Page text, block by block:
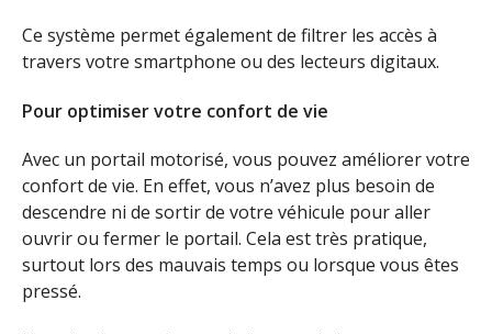
Ce système permet également de filtrer les accès à
travers votre smartphone ou des lecteurs digitaux.
Pour optimiser votre confort de vie
Avec un portail motorisé, vous pouvez améliorer votre
confort de vie. En effet, vous n’avez plus besoin de
descendre ni de sortir de votre véhicule pour aller
ouvrir ou fermer le portail. Cela est très pratique,
surtout lors des mauvais temps ou lorsque vous êtes
pressé.